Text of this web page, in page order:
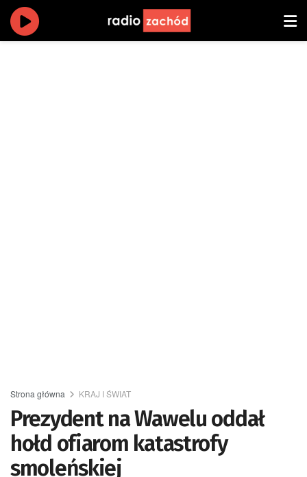
Strona główna KRAJ I ŚWIAT
Prezydent na Wawelu oddał
hołd ofiarom katastrofy
smoleńskiej